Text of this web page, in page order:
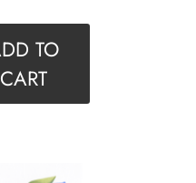
TO
CART